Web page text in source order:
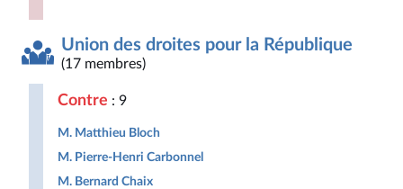
Union des droites pour la République
(17 membres)
Contre : 9
M. Matthieu Bloch
M. Pierre-Henri Carbonnel
M. Bernard Chaix